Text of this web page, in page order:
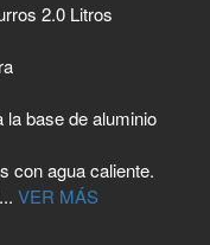
2.0 Litros
la base de aluminio
con agua caliente.
VER MÁS